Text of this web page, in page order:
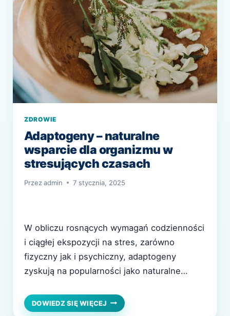
ZDROWIE
Adaptogeny – naturalne
wsparcie dla organizmu w
stresujących czasach
Przezadmin 7 stycznia, 2025
W obliczu rosnących wymagań codzienności
i ciągłej ekspozycji na stres, zarówno
fizyczny jak i psychiczny, adaptogeny
zyskują na popularności jako naturalne
substancje, znane ze swojej zdolności do
DOWIEDZ SIĘ WIĘCEJ ADAPTOGENY
–